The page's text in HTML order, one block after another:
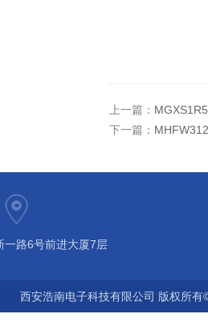
上一篇：
下一篇：
一路6号前进大厦7层
西安浩南电子科技有限公司 版权所